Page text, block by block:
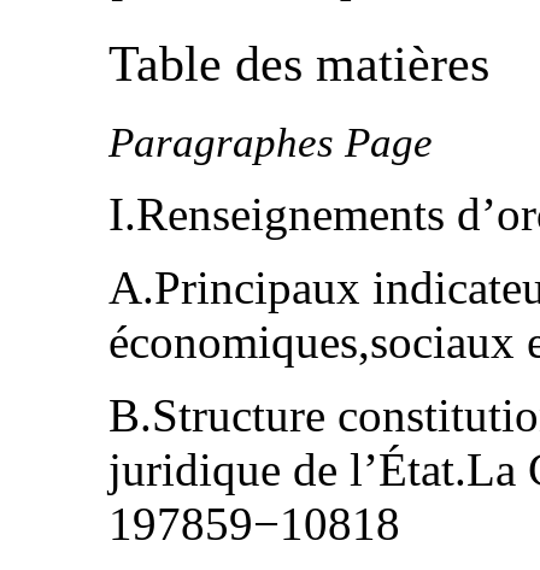
Table des matières
Paragraphes Page
I.Renseignements
A.Principaux
économiques,sociaux
B.Structure
juridique de l’État.La
197859−10818